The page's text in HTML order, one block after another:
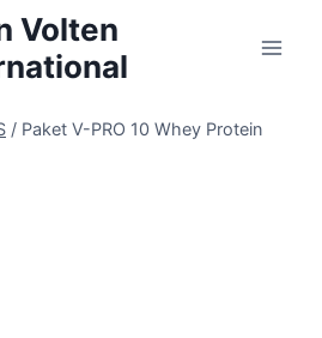
Volten
/ Paket V-PRO 10 Whey Protein